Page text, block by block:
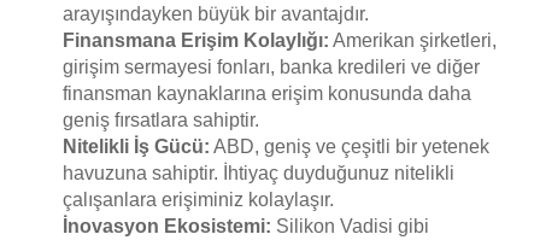
arayışındayken büyük bir avantajdır.
Finansmana Erişim Kolaylığı: Amerikan şirketleri,
girişim sermayesi fonları, banka kredileri ve diğer
finansman kaynaklarına erişim konusunda daha
geniş fırsatlara sahiptir.
Nitelikli İş Gücü: ABD, geniş ve çeşitli bir yetenek
havuzuna sahiptir. İhtiyaç duyduğunuz nitelikli
çalışanlara erişiminiz kolaylaşır.
İnovasyon Ekosistemi: Silikon Vadisi gibi